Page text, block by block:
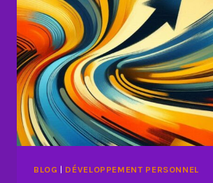
BLOG | DÉVELOPPEMENT PERSONNEL